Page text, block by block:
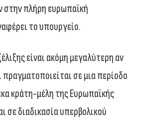
στην πλήρη ευρωπαϊκή
το υπουργείο.
είναι ακόμη μεγαλύτερη αν
σε μια περίοδο
κράτη-μέλη της Ευρωπαϊκής
σε διαδικασία υπερβολικού